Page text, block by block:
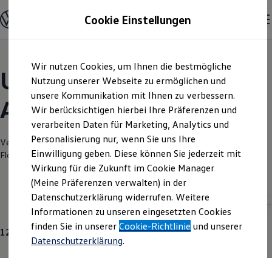
Hauptinhalt
springen
Footer
springen
Modelle und Konfigurator
Konfigurator
Modelle vergleichen
Elektroautos
ENERGY Sondermodelle
Nutzfahrzeuge
SUV und CUV
Familienautos
Kombis
Kompaktwagen
Sportwagen
Schnell verfügbare Fahrzeuge
Angebote und Produkte
Aktuelle Angebote
E-Auto-Förderung
Volkswagen Marktplatz
Die ENERGY Sondermodelle
Junge Gebrauchtwagen und Gebrauchtwagen
Volkswagen Zertifizierte Gebrauchtwagen
Elektromobilität bei Gebrauchtwagen
Unsere aktuellen
Angebote und mehr
Verantwortlich für die Inhalte auf dieser Seite ist die Autohaus Jacob
Fleischhauer GmbH & Co. KG (Impressum & Rechtliches)
12 Angebote
Cookie Einstellungen
Wir nutzen Cookies, um Ihnen die bestmögliche
Nutzung unserer Webseite zu ermöglichen und
unsere Kommunikation mit Ihnen zu verbessern.
Wir berücksichtigen hierbei Ihre Präferenzen und
verarbeiten Daten für Marketing, Analytics und
Personalisierung nur, wenn Sie uns Ihre
Einwilligung geben. Diese können Sie jederzeit mit
Wirkung für die Zukunft im Cookie Manager
(Meine Präferenzen verwalten) in der
Datenschutzerklärung widerrufen. Weitere
Informationen zu unseren eingesetzten Cookies
finden Sie in unsererCookie-Richtlinie und unserer
Datenschutzerklärung.